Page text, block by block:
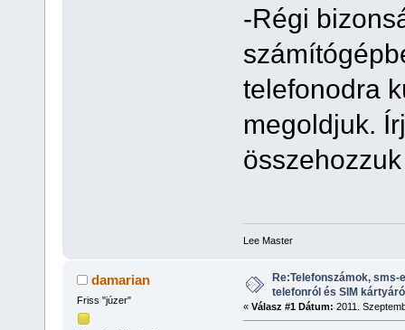
-Régi
telefonodra
megoldjuk.
Lee Master
damarian
Friss "júzer"
Re:Telefonszámok,
telefonról és SIM
« Válasz #1 Dátum: 2011.